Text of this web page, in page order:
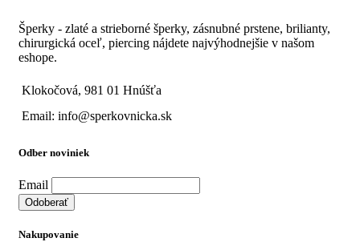
Šperky - zlaté a strieborné šperky, zásnubné prstene, brilianty,
chirurgická oceľ, piercing nájdete najvýhodnejšie v našom
eshope.
Klokočová, 981 01 Hnúšťa
Email: info@sperkovnicka.sk
Odber noviniek
Email
Nakupovanie